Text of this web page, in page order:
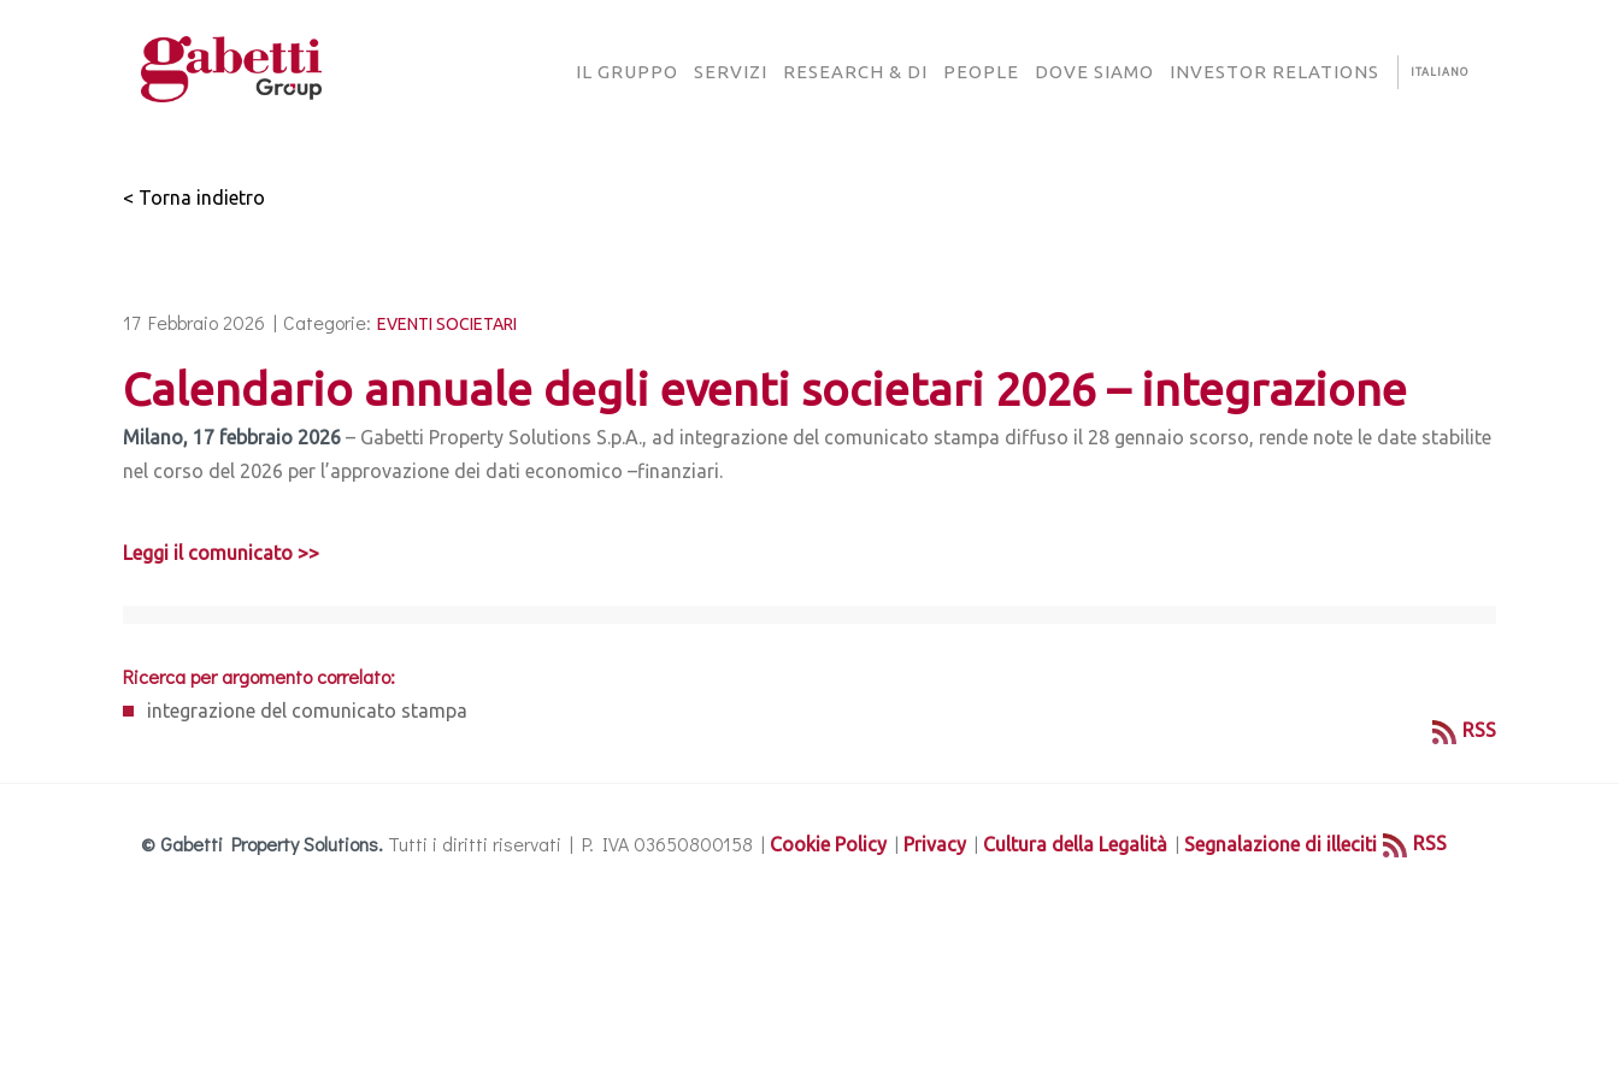
IL GRUPPO SERVIZI RESEARCH & DI PEOPLE DOVE SIAMO INVESTOR RELATIONS ITALIANO
< Torna indietro
17 Febbraio 2026 | Categorie: EVENTI SOCIETARI
Calendario annuale degli eventi societari 2026 – integrazione
Milano, 17 febbraio 2026 – Gabetti Property Solutions S.p.A., ad integrazione del comunicato stampa diffuso il 28 gennaio scorso, rende note le date stabilite
nel corso del 2026 per l’approvazione dei dati economico –finanziari.
Leggi il comunicato >>
Ricerca per argomento correlato:
integrazione del comunicato stampa
RSS
© Gabetti Property Solutions. Tutti i diritti riservati | P. IVA 03650800158 | Cookie Policy| Privacy| Cultura della Legalità | Segnalazione di illeciti RSS